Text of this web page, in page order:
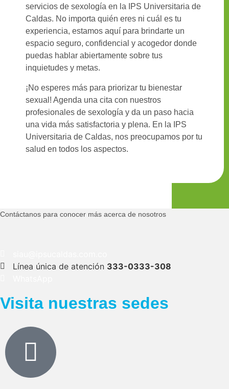
servicios de sexología en la IPS Universitaria de
Caldas. No importa quién eres ni cuál es tu
experiencia, estamos aquí para brindarte un
espacio seguro, confidencial y acogedor donde
puedas hablar abiertamente sobre tus
inquietudes y metas.
¡No esperes más para priorizar tu bienestar
sexual! Agenda una cita con nuestros
profesionales de sexología y da un paso hacia
una vida más satisfactoria y plena. En la IPS
Universitaria de Caldas, nos preocupamos por tu
salud en todos los aspectos.
Contáctanos para conocer más acerca de nosotros
Línea única de atención 333-0333-308
Visita nuestras sedes